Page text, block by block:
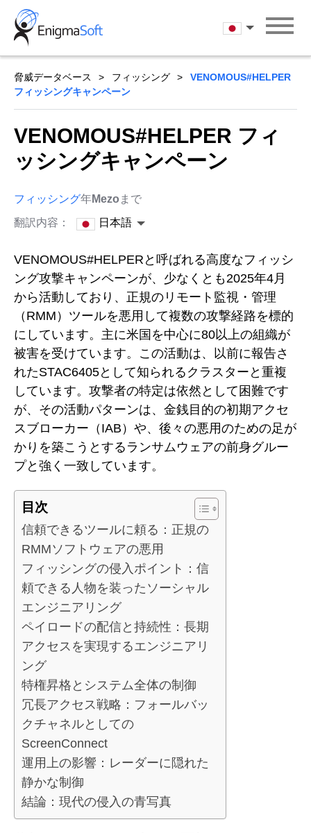
Skip
content
日本語
脅威データベース フィッシング
VENOMOUS#HELPER
フィッシングキャンペーン
VENOMOUS#HELPER フィ
ッシングキャンペーン
フィッシング年Mezo まで
翻訳内容：
日本語
VENOMOUS#HELPERと呼ばれる高度なフィッシ
ング攻撃キャンペーンが、少なくとも2025年4月
から活動しており、正規のリモート監視・管理
（RMM）ツールを悪用して複数の攻撃経路を標的
にしています。主に米国を中心に80以上の組織が
被害を受けています。この活動は、以前に報告さ
れたSTAC6405として知られるクラスターと重複
しています。攻撃者の特定は依然として困難です
が、その活動パターンは、金銭目的の初期アクセ
スブローカー（IAB）や、後々の悪用のための足が
かりを築こうとするランサムウェアの前身グルー
プと強く一致しています。
目次
信頼できるツールに頼る：正規の
RMMソフトウェアの悪用
フィッシングの侵入ポイント：信
頼できる人物を装ったソーシャル
エンジニアリング
ペイロードの配信と持続性：長期
アクセスを実現するエンジニアリ
ング
特権昇格とシステム全体の制御
冗長アクセス戦略：フォールバッ
クチャネルとしての
ScreenConnect
運用上の影響：レーダーに隠れた
静かな制御
結論：現代の侵入の青写真